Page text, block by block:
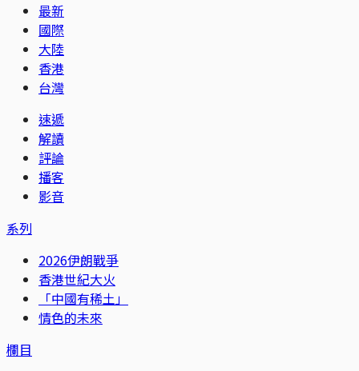
最新
國際
大陸
香港
台灣
速遞
解讀
評論
播客
影音
系列
2026伊朗戰爭
香港世紀大火
「中國有稀土」
情色的未來
欄目